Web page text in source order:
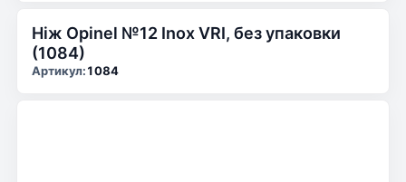
Ніж Opinel №12 Inox VRI, без упаковки
(1084)
Артикул:1084